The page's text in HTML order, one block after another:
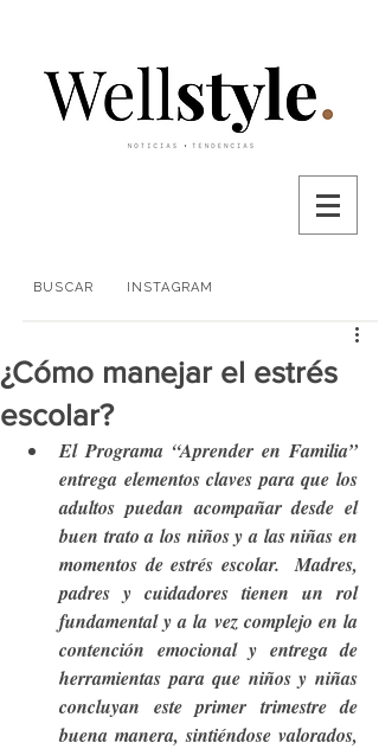
BUSCAR INSTAGRAM
¿Cómo manejar el estrés
escolar?
El Programa “Aprender en Familia”
entrega elementos claves para que los
adultos puedan acompañar desde el
buen trato a los niños y a las niñas en
momentos de estrés escolar.  Madres,
padres y cuidadores tienen un rol
fundamental y a la vez complejo en la
contención emocional y entrega de
herramientas para que niños y niñas
concluyan este primer trimestre de
buena manera, sintiéndose valorados,